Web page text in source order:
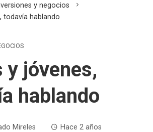
y negocios
todavía hablando
y jóvenes,
hablando
Mireles Hace 2 años